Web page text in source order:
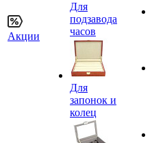
Акции
Для
подзавода
часов
Для
запонок и
колец